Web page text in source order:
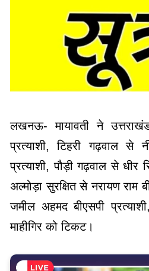
लखनऊ- मायावती ने
प्रत्याशी, टिहरी गढ़वाल से
प्रत्याशी, पौड़ी गढ़वाल से धीर
अल्मोड़ा सुरक्षित से नरायण राम
जमील अहमद बीएसपी
माहीगिर को टिकट।